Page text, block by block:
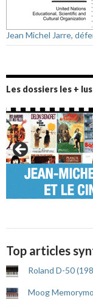
Jean Michel Jarre,
Les dossiers les + lus
Top articles
Roland D-50
Moog